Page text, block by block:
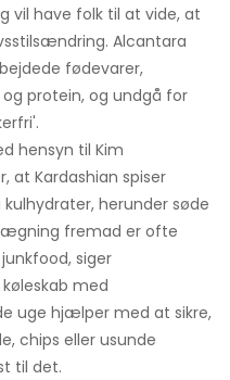
vil have folk til at vide, at
Alcantara
fødevarer,
protein, og undgå for
hensyn til Kim
at Kardashian spiser
herunder søde
fremad er ofte
siger
med
uge hjælper med at sikre,
chips eller usunde
til det.